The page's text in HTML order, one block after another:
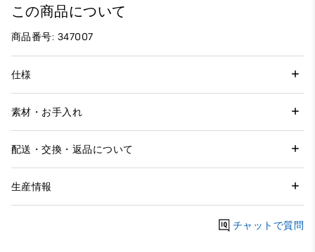
この商品について
商品番号: 347007
仕様
素材・お手入れ
配送・交換・返品について
生産情報
チャットで質問